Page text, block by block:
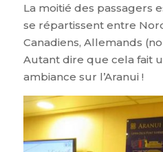
La moitié des passagers
se répartissent entre
Canadiens, Allemands
Autant dire que cela fait
ambiance sur l’Aranui !